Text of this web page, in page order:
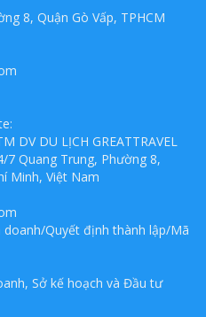
8, Quận Gò Vấp, TPHCM
DV DU LỊCH GREATTRAVEL
Quang Trung, Phường 8,
Minh, Việt Nam
doanh/Quyết định thành lập/Mã
Sở kế hoạch và Đầu tư